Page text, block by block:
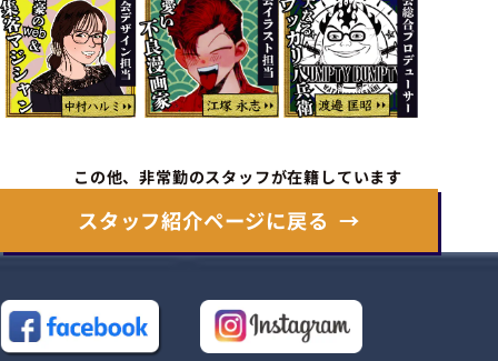
この他、非常勤のスタッフが在籍しています
スタッフ紹介ページに戻る